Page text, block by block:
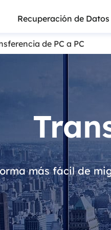
Recuperación de Datos
Más
de PC a PC
más fácil de